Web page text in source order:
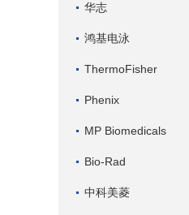
华志
鸿基电泳
ThermoFisher
Phenix
MP Biomedicals
Bio-Rad
中科美菱